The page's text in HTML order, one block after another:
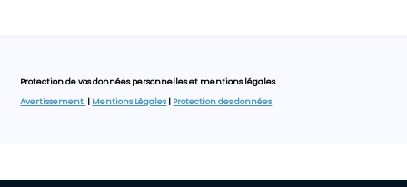
Protection de vos données personnelles et mentions légales
Avertissement | Mentions Légales| Protection des données